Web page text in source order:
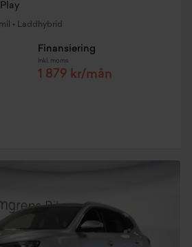
• Laddhybrid
Finansiering
Inkl. moms
1 879 kr/mån